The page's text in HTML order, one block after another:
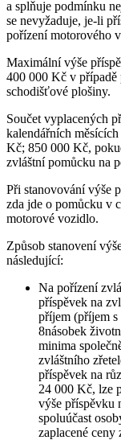
a splňuje podmínku
se nevyžaduje, je-li
pořízení motorového
Maximální výše
400 000 Kč v případě
schodišťové plošiny.
Součet vyplacených
kalendářních
Kč; 850 000 Kč,
zvláštní pomůcku na
Při stanovování výše
zda jde o pomůcku v
motorové vozidlo.
Způsob stanovení
následující:
Na pořízení
příspěvek na
příjem (příjem s
8násobek
minima
zvláštního
příspěvek na
24 000 Kč, lze
výše příspěvku
spoluúčast
zaplacené